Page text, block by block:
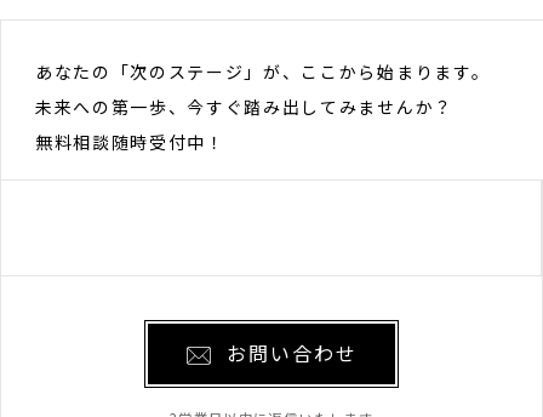
あなたの「次のステージ」が、ここから始まります。
未来への第一歩、今すぐ踏み出してみませんか？
無料相談随時受付中！
お問い合わせ